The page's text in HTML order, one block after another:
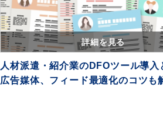
詳細を見る
人材派遣・紹介業のDFOツール導入
広告媒体、フィード最適化のコツも